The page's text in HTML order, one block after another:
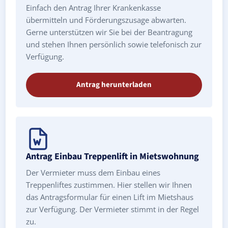
Einfach den Antrag Ihrer Krankenkasse
übermitteln und Förderungszusage abwarten.
Gerne unterstützen wir Sie bei der Beantragung
und stehen Ihnen persönlich sowie telefonisch zur
Verfügung.
Antrag herunterladen
Antrag Einbau Treppenlift in Mietswohnung
Der Vermieter muss dem Einbau eines
Treppenliftes zustimmen. Hier stellen wir Ihnen
das Antragsformular für einen Lift im Mietshaus
zur Verfügung. Der Vermieter stimmt in der Regel
zu.